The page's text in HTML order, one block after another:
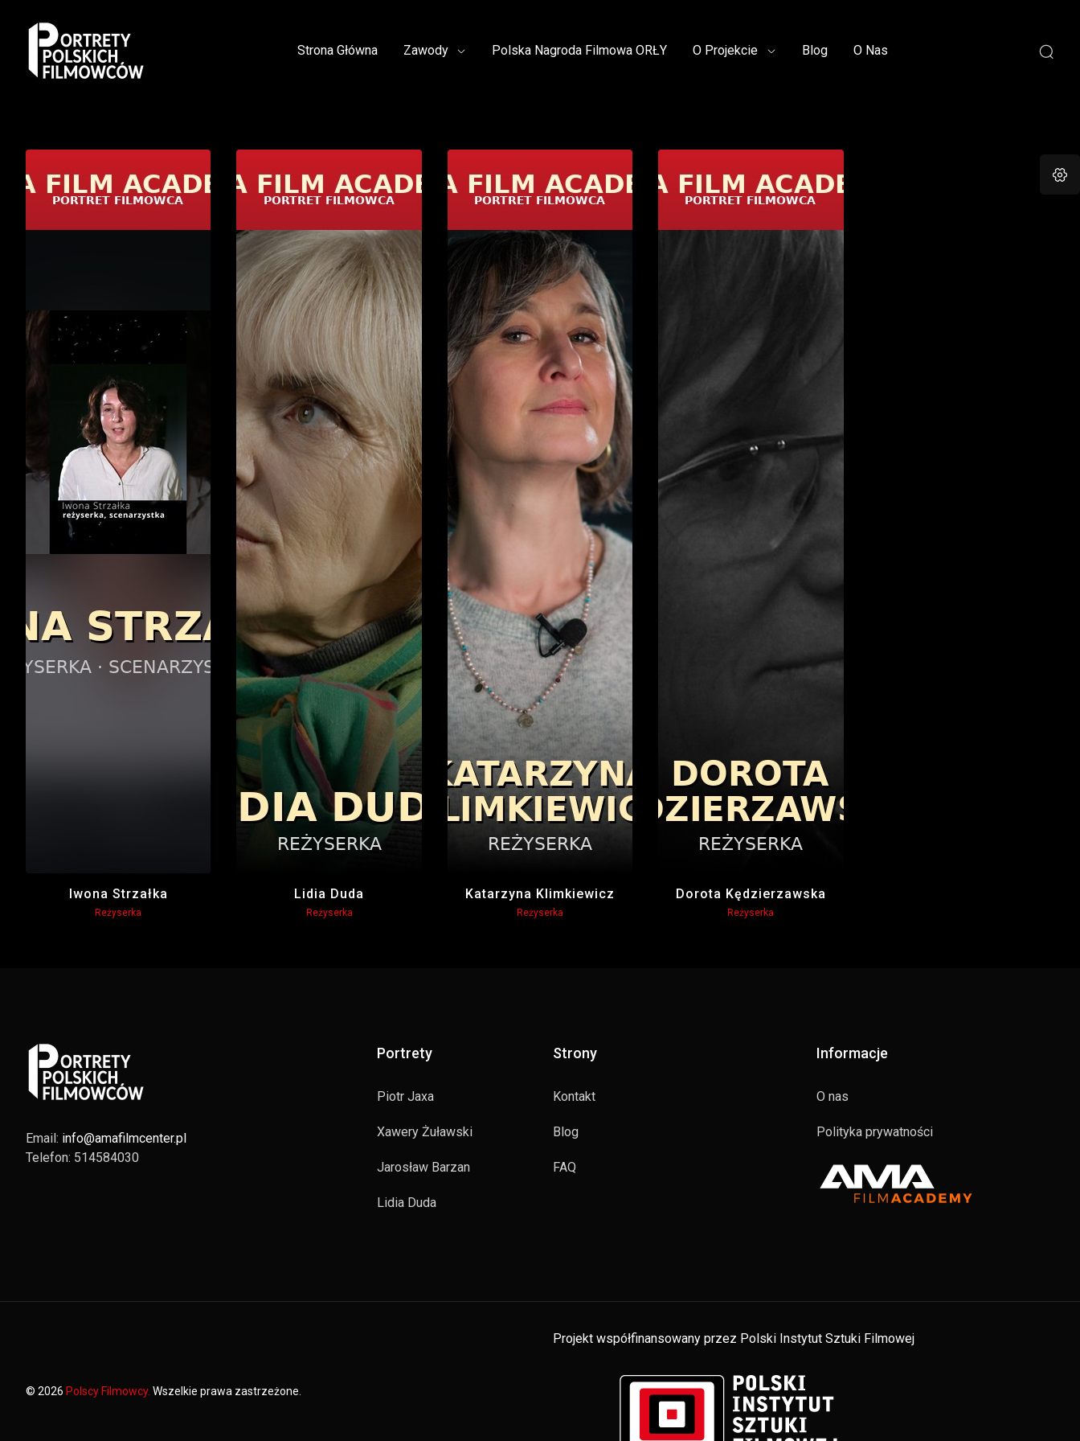
Strona Główna Zawody Polska Nagroda Filmowa ORŁY O Projekcie Blog O Nas
Iwona Strzałka
Reżyserka
Lidia Duda
Reżyserka
Katarzyna Klimkiewicz
Reżyserka
Dorota Kędzierzawska
Reżyserka
Email: info@amafilmcenter.pl
Telefon: 514584030
Portrety
Piotr Jaxa
Xawery Żuławski
Jarosław Barzan
Lidia Duda
Strony
Kontakt
Blog
FAQ
Informacje
O nas
Polityka prywatności
© 2026 Polscy Filmowcy. Wszelkie prawa zastrzeżone.
Projekt współfinansowany przez Polski Instytut Sztuki Filmowej